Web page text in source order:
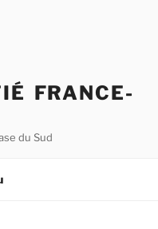
FRANCE-
du Sud